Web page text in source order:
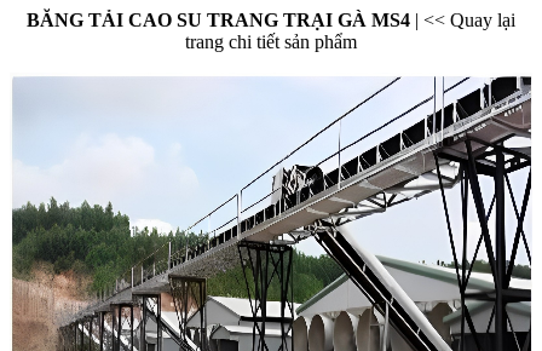
BĂNG TẢI CAO SU TRANG TRẠI GÀ MS4 | << Quay lại
trang chi tiết sản phẩm